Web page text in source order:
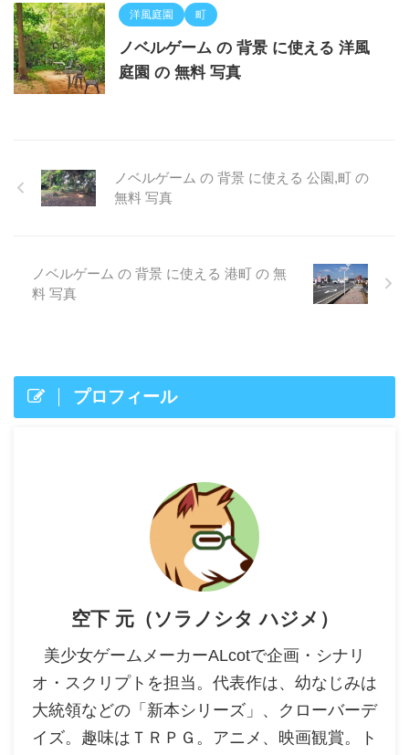
洋風庭園 町
ノベルゲーム の 背景 に使える 洋風
庭園 の 無料 写真
ノベルゲーム の 背景 に使える 公園,町 の
無料 写真
ノベルゲーム の 背景 に使える 港町 の 無
料 写真
プロフィール
空下 元（ソラノシタ ハジメ）
美少女ゲームメーカーALcotで企画・シナリ
オ・スクリプトを担当。代表作は、幼なじみは
大統領などの「新本シリーズ」、クローバーデ
イズ。趣味はＴＲＰＧ。アニメ、映画観賞。ト